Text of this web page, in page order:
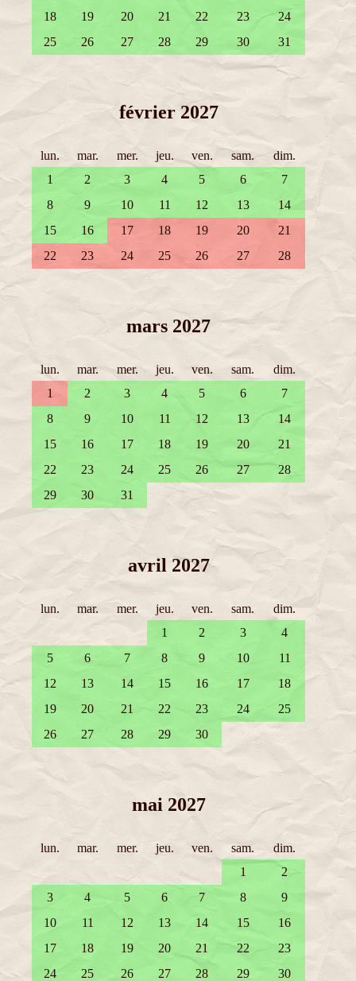
18
19 20 21 22 23
24
25
26 27 28 29 30 31
février 2027
lun. mar. mer. jeu. ven. sam.
dim.
1
2 3 4 5 6
7
8
9 10 11 12 13
14
15
16 17 18 19 20
21
22
23 24 25 26 27 28
mars 2027
lun. mar. mer. jeu. ven. sam.
dim.
1
2 3 4 5 6
7
8
9 10 11 12 13
14
15
16 17 18 19 20
21
22
23 24 25 26 27
28
29
30 31
avril 2027
lun. mar. mer. jeu. ven. sam.
dim.
1
2 3
4
5
6 7 8 9 10
11
12
13 14 15 16 17
18
19
20 21 22 23 24
25
26
27 28 29 30
mai 2027
lun. mar. mer. jeu. ven. sam.
dim.
1
2
3
4 5 6 7 8
9
10
11 12 13 14 15
16
17
18 19 20 21 22
23
24
25 26 27 28 29
30